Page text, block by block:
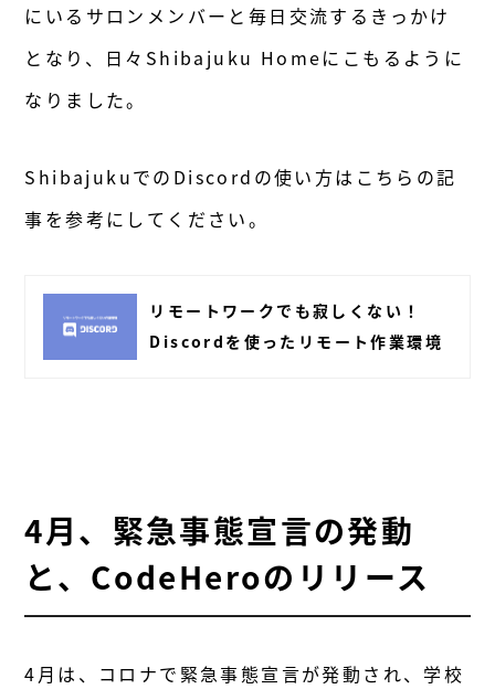
にいるサロンメンバーと毎日交流するきっかけ
となり、日々Shibajuku Homeにこもるように
なりました。
ShibajukuでのDiscordの使い方はこちらの記
事を参考にしてください。
リモートワークでも寂しくない！
Discordを使ったリモート作業環境
4月、緊急事態宣言の発動
と、CodeHeroのリリース
4月は、コロナで緊急事態宣言が発動され、学校